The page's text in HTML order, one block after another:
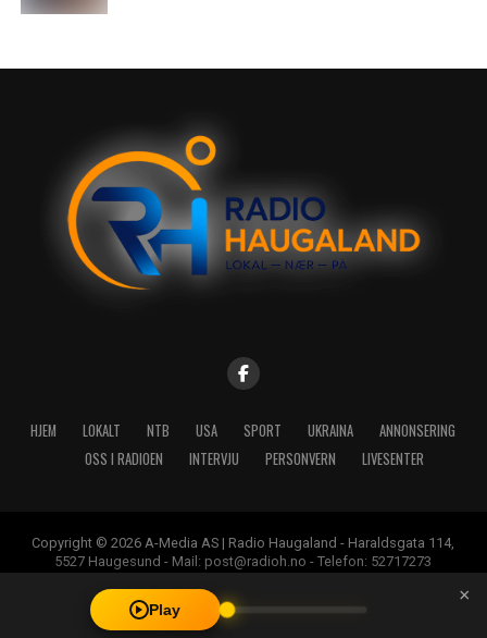
HJEM LOKALT NTB USA SPORT UKRAINA
ANNONSERING
OSS I RADIOEN
INTERVJU PERSONVERN LIVESENTER
Copyright © 2026 A-Media AS | Radio Haugaland - Haraldsgata 114,
5527 Haugesund - Mail: post@radioh.no - Telefon: 52717273
Play
×